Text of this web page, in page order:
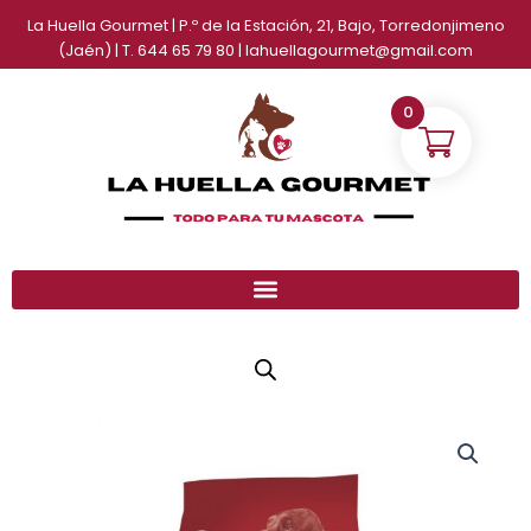
contenido
La Huella Gourmet | P.º de la Estación, 21, Bajo, Torredonjimeno
(Jaén) | T. 644 65 79 80 | lahuellagourmet@gmail.com
de
precios:
0